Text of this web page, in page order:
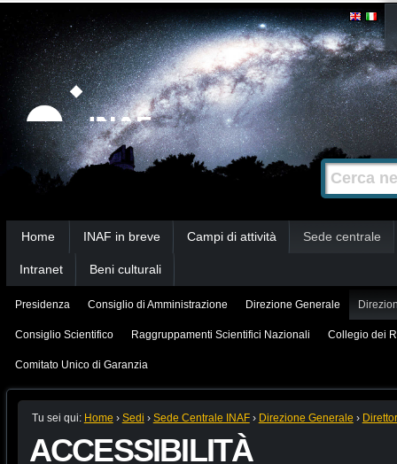
Strumenti
personali
Salta
contenuti.
|
Salta
alla
navigazione
Cerca nel
Ricerca
avanzata…
Home INAF in breve Campi di attività Sede centrale
Intranet Beni culturali
Presidenza Consiglio di Amministrazione Direzione Generale
Consiglio Scientifico Raggruppamenti Scientifici Nazionali Collegio dei
Comitato Unico di Garanzia
Tu sei qui: Home › Sedi › Sede Centrale INAF › Direzione Generale ›
ACCESSIBILITÀ